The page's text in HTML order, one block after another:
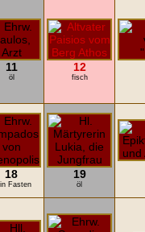
11
öl
12
fisch
18
Fasten
19
öl